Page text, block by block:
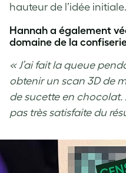
hauteur de l’idée initiale.
Hannah a également
domaine de la
« J’ai fait la queue
obtenir un scan 3D de
de sucette en chocolat.
pas très satisfaite du